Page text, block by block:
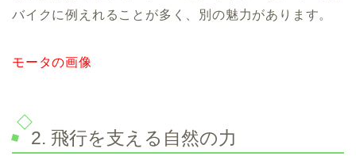
バイクに例えれることが多く、別の魅力があります。
モータの画像
2. 飛行を支える自然の力